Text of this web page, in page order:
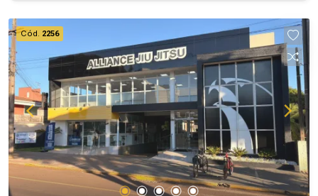
atuando com excelência tanto na locação quanto
na venda. Aproveite essa oportunidade, agende
uma visita! Imobiliária Ativa | Sinta-se em casa! -
As informações aqui prestadas são verdadeiras,
todavia, reservamo-nos o direito de corrigir
qualquer erro de digitação e/ou ortografia, bem
como alteração dos preços e imagens. Fotos
meramente ilustrativas.
Cód. 2256